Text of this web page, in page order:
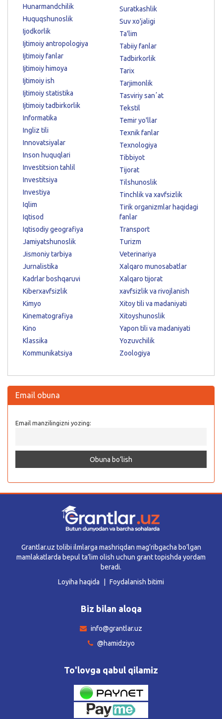
Hunarmandchilik
Huquqshunoslik
Ijodkorlik
Ijtimoiy antropologiya
Ijtimoiy fanlar
Ijtimoiy himoya
Ijtimoiy ish
Ijtimoiy statistika
Ijtimoiy tadbirkorlik
Informatika
Ingliz tili
Innovatsiyalar
Inson huquqlari
Investitsion tahlil
Investitsiya
Investiya
Iqlim
Iqtisod
Iqtisodiy geografiya
Jamiyatshunoslik
Jismoniy tarbiya
Jurnalistika
Kadrlar boshqaruvi
Kiberxavfsizlik
Kimyo
Kinematografiya
Kino
Klassika
Kommunikatsiya
Suratkashlik
Suv xo'jaligi
Ta'lim
Tabiiy fanlar
Tadbirkorlik
Tarix
Tarjimonlik
Tasviriy sanʼat
Tekstil
Temir yo'llar
Texnik fanlar
Texnologiya
Tibbiyot
Tijorat
Tilshunoslik
Tinchlik va xavfsizlik
Tirik organizmlar haqidagi
fanlar
Transport
Turizm
Veterinariya
Xalqaro munosabatlar
Xalqaro tijorat
xavfsizlik va rivojlanish
Xitoy tili va madaniyati
Xitoyshunoslik
Yapon tili va madaniyati
Yozuvchilik
Zoologiya
Email obuna
Email manzilingizni yozing:
Grantlar.uz tolibi ilmlarga mashriqdan mag’ribgacha bo’lgan
mamlakatlarda bepul ta’lim olish uchun grant topishda yordam
beradi.
Loyiha haqida
Foydalanish bitimi
Biz bilan aloqa
info@grantlar.uz
@hamidziyo
To'lovga qabul qilamiz